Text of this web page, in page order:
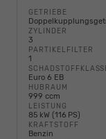
GETRIEBE
ZYLINDER
3
PARTIKELFILTER
1
Euro 6 EB
HUBRAUM
999 ccm
LEISTUNG
85 kW (116 PS)
KRAFTSTOFF
Benzin